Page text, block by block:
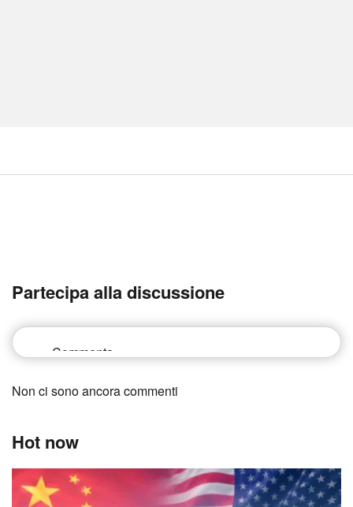
Partecipa alla discussione
Non ci sono ancora commenti
Hot now